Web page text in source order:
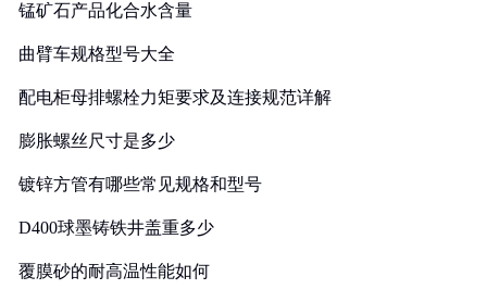
锰矿石产品化合水含量
曲臂车规格型号大全
配电柜母排螺栓力矩要求及连接规范详解
膨胀螺丝尺寸是多少
镀锌方管有哪些常见规格和型号
D400球墨铸铁井盖重多少
覆膜砂的耐高温性能如何